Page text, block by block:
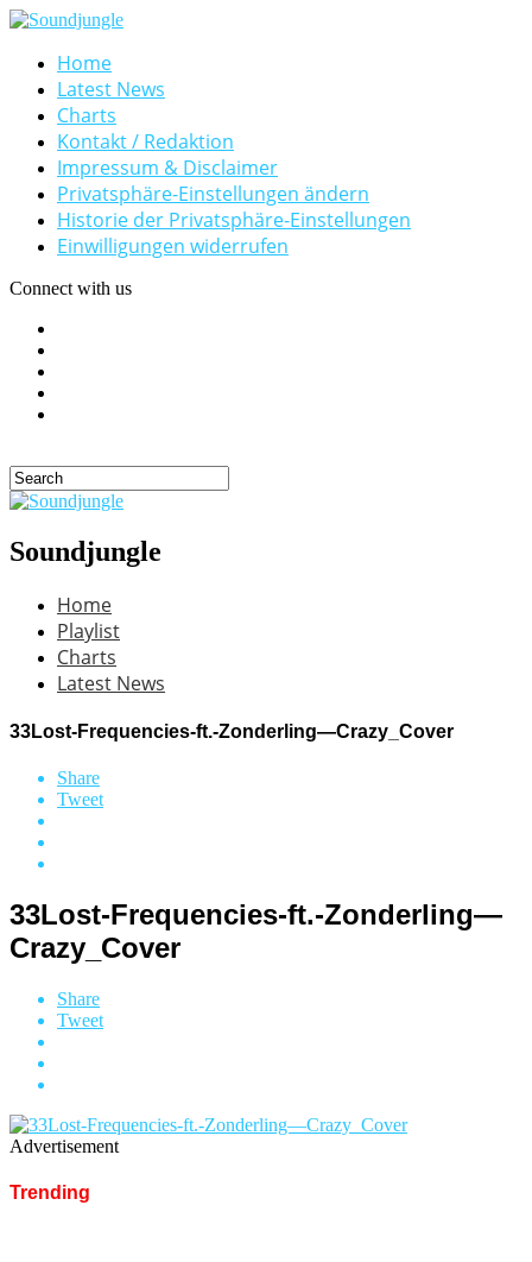
Home
Latest News
Charts
Kontakt / Redaktion
Impressum & Disclaimer
Privatsphäre-Einstellungen ändern
Historie der Privatsphäre-Einstellungen
Einwilligungen widerrufen
Connect with us
Soundjungle
Home
Playlist
Charts
Latest News
33Lost-Frequencies-ft.-Zonderling—Crazy_Cover
Share
Tweet
33Lost-Frequencies-ft.-Zonderling—
Crazy_Cover
Share
Tweet
Advertisement
Trending